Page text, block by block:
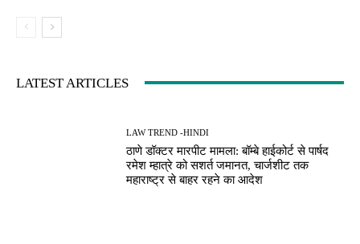
LATEST ARTICLES
LAW TREND -HINDI
ठाणे डॉक्टर मारपीट मामला: बॉम्बे हाईकोर्ट से पार्षद
रमेश म्हात्रे को सशर्त जमानत, चार्जशीट तक
महाराष्ट्र से बाहर रहने का आदेश